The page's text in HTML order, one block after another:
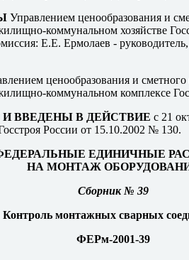
Управлением ценообразования и
коммунальном хозяйстве
Е.Е. Ермолаев -
ценообразования и
коммунальном комплексе
ВВЕДЕНЫ В ДЕЙСТВИЕ с 21
России от 15.10.2002 № 130.
ЕДИНИЧНЫЕ
НА МОНТАЖ
Сборник № 39
Контроль монтажных сварных
ФЕРм-2001-39